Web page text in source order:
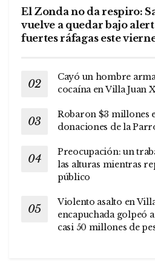
El Zonda no da respiro:
vuelve a quedar bajo
fuertes ráfagas este
Cayó un hombre
cocaína en Villa Juan
Robaron $3 millones
donaciones de la
Preocupación: un
las alturas mientras
público
Violento asalto en
encapuchada golpeó
casi 50 millones de